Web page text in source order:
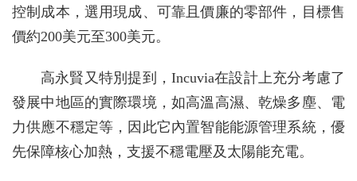
控制成本，選用現成、可靠且價廉的零部件，目標售
價約200美元至300美元。
高永賢又特別提到，Incuvia在設計上充分考慮了
發展中地區的實際環境，如高溫高濕、乾燥多塵、電
力供應不穩定等，因此它內置智能能源管理系統，優
先保障核心加熱，支援不穩電壓及太陽能充電。